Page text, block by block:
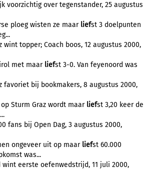
voorzichtig over tegenstander, 25 augustus
ploeg wisten ze maar liefst 3 doelpunten
wint topper; Coach boos, 12 augustus 2000,
met maar liefst 3-0. Van feyenoord was
favoriet bij bookmakers, 8 augustus 2000,
Sturm Graz wordt maar liefst 3,20 keer de
fans bij Open Dag, 3 augustus 2000,
ongeveer uit op maar liefst 60.000
was...
wint eerste oefenwedstrijd, 11 juli 2000,